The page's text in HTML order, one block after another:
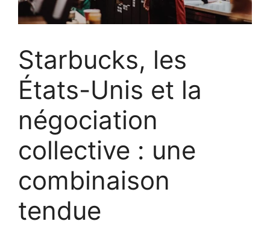
Starbucks, les
États-Unis et la
négociation
collective : une
combinaison
tendue